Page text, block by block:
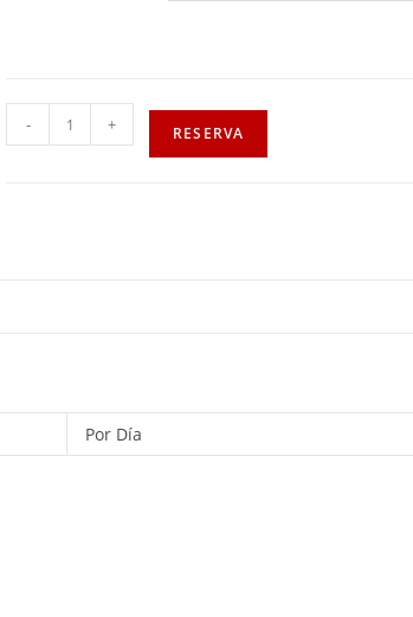
- + RESERVA
Por Día